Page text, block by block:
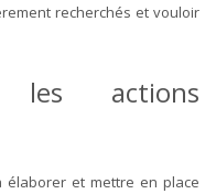
recherchés et vouloir
les actions
et mettre en place